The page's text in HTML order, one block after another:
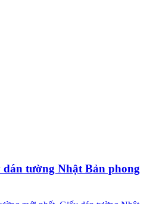
tường Nhật Bản phong